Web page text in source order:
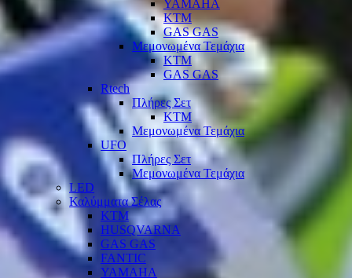
YAMAHA
KTM
GAS GAS
Μεμονωμένα Τεμάχια
KTM
GAS GAS
Rtech
Πλήρες Σετ
KTM
Μεμονωμένα Τεμάχια
UFO
Πλήρες Σετ
Μεμονωμένα Τεμάχια
LED
Καλύμματα Σέλας
KTM
HUSQVARNA
GAS GAS
FANTIC
YAMAHA